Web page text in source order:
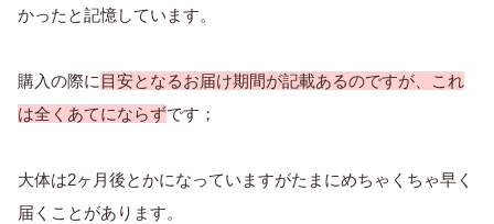
かったと記憶しています。
購入の際に 目安となるお届け期間が記載あるのですが、これ
は全くあてにならずです；
大体は2ヶ月後とかになっていますがたまにめちゃくちゃ早く
届くことがあります。